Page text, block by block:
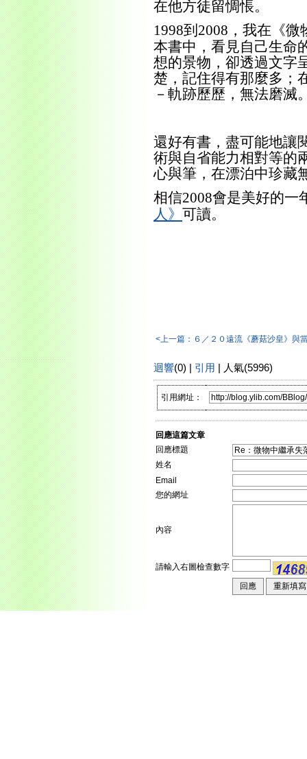
在他方徒留惆悵。
1998到 2008 ，我在《
本書中，看見自己生命
想的景物，卻透過文字
楚，記住得有那麼多；
－軌跡歷歷，無法磨滅
還好有書，盡可能地讓
術與自省能力相對等的
心與筆，在漂泊中珍藏
相信2008會是美好的一
人》 可讀。
<上一篇：６／２０遠流《蘑菇沙皇》與
迴響(0) | 引用 | 人氣(5996)
引用網址：
回應這篇文章
回應標題
姓名
Email
您的網址
內容
請輸入右圖檢查數字